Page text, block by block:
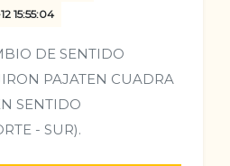
15:55:04
DE SENTIDO
PAJATEN CUADRA
SENTIDO
- SUR).